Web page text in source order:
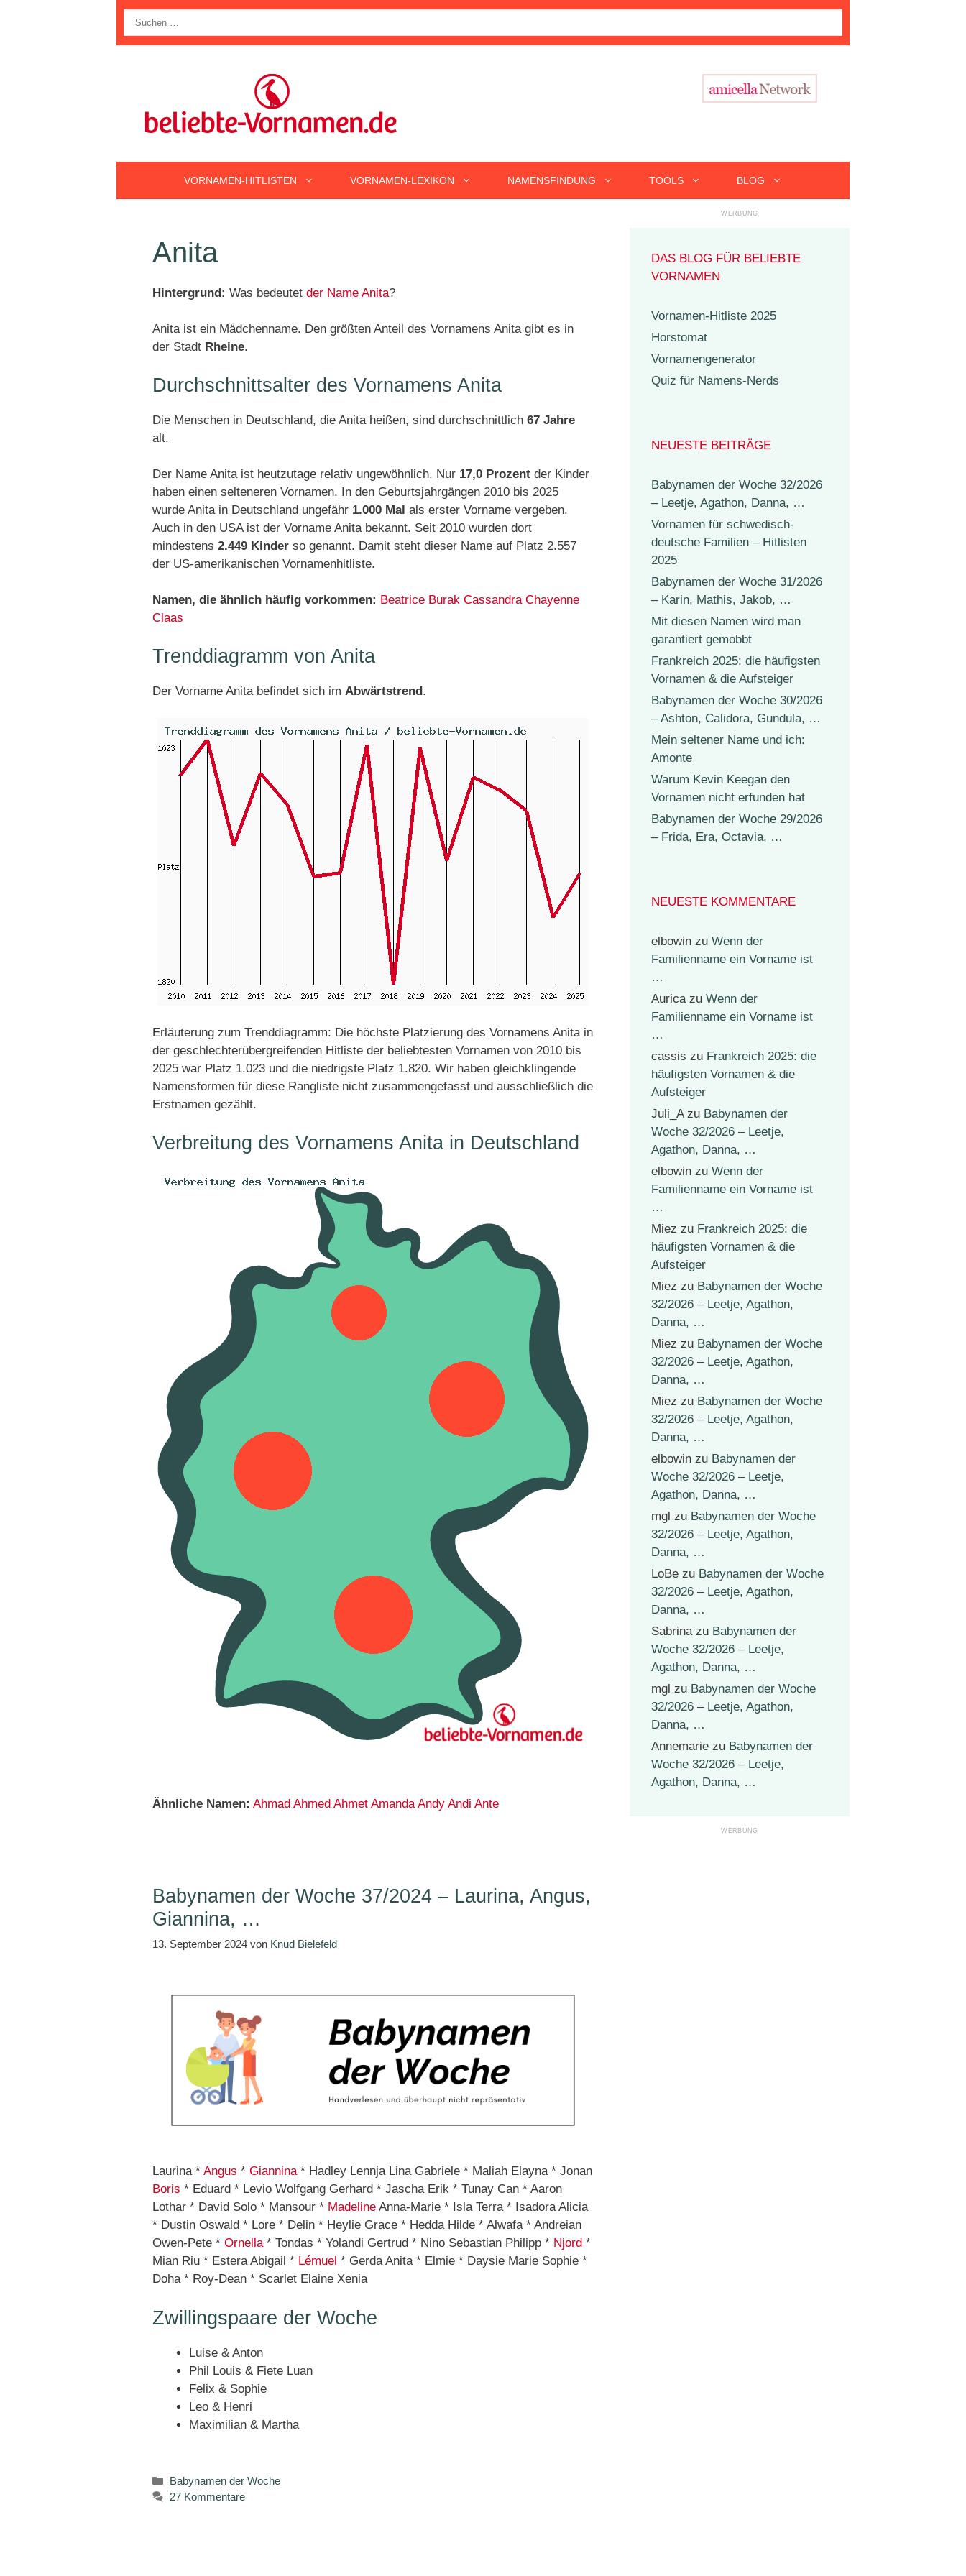
nach:
VORNAMEN-HITLISTEN VORNAMEN-LEXIKON NAMENSFINDUNG TOOLS BLOG
Anita
Hintergrund: Was bedeutet der Name Anita?
Anita ist ein Mädchenname. Den größten Anteil des Vornamens Anita gibt es in
der Stadt Rheine.
Durchschnittsalter des Vornamens Anita
Die Menschen in Deutschland, die Anita heißen, sind durchschnittlich 67 Jahre
alt.
Der Name Anita ist heutzutage relativ ungewöhnlich. Nur 17,0 Prozent der Kinder
haben einen selteneren Vornamen. In den Geburtsjahrgängen 2010 bis 2025
wurde Anita in Deutschland ungefähr 1.000 Mal als erster Vorname vergeben.
Auch in den USA ist der Vorname Anita bekannt. Seit 2010 wurden dort
mindestens 2.449 Kinder so genannt. Damit steht dieser Name auf Platz 2.557
der US-amerikanischen Vornamenhitliste.
Namen, die ähnlich häufig vorkommen: Beatrice Burak Cassandra Chayenne
Claas
Trenddiagramm von Anita
Der Vorname Anita befindet sich im Abwärtstrend.
Erläuterung zum Trenddiagramm: Die höchste Platzierung des Vornamens Anita in
der geschlechterübergreifenden Hitliste der beliebtesten Vornamen von 2010 bis
2025 war Platz 1.023 und die niedrigste Platz 1.820. Wir haben gleichklingende
Namensformen für diese Rangliste nicht zusammengefasst und ausschließlich die
Erstnamen gezählt.
Verbreitung des Vornamens Anita in Deutschland
Ähnliche Namen: Ahmad Ahmed Ahmet Amanda Andy Andi Ante
Babynamen der Woche 37/2024 – Laurina, Angus,
Giannina, …
13. September 2024 von Knud Bielefeld
Laurina * Angus * Giannina* Hadley Lennja Lina Gabriele * Maliah Elayna * Jonan
Boris * Eduard * Levio Wolfgang Gerhard * Jascha Erik * Tunay Can * Aaron
Lothar * David Solo * Mansour * Madeline Anna-Marie * Isla Terra * Isadora Alicia
* Dustin Oswald * Lore * Delin * Heylie Grace * Hedda Hilde * Alwafa * Andreian
Owen-Pete * Ornella* Tondas * Yolandi Gertrud * Nino Sebastian Philipp * Njord *
Mian Riu * Estera Abigail * Lémuel * Gerda Anita * Elmie * Daysie Marie Sophie *
Doha * Roy-Dean * Scarlet Elaine Xenia
Zwillingspaare der Woche
Luise & Anton
Phil Louis & Fiete Luan
Felix & Sophie
Leo & Henri
Maximilian & Martha
Kategorien
Babynamen der Woche
27 Kommentare
DAS BLOG FÜR BELIEBTE
VORNAMEN
Vornamen-Hitliste 2025
Horstomat
Vornamengenerator
Quiz für Namens-Nerds
NEUESTE BEITRÄGE
Babynamen der Woche 32/2026
– Leetje, Agathon, Danna, …
Vornamen für schwedisch-
deutsche Familien – Hitlisten
2025
Babynamen der Woche 31/2026
– Karin, Mathis, Jakob, …
Mit diesen Namen wird man
garantiert gemobbt
Frankreich 2025: die häufigsten
Vornamen & die Aufsteiger
Babynamen der Woche 30/2026
– Ashton, Calidora, Gundula, …
Mein seltener Name und ich:
Amonte
Warum Kevin Keegan den
Vornamen nicht erfunden hat
Babynamen der Woche 29/2026
– Frida, Era, Octavia, …
NEUESTE KOMMENTARE
elbowin zu Wenn der
Familienname ein Vorname ist
…
Auricazu Wenn der
Familienname ein Vorname ist
…
cassis zu Frankreich 2025: die
häufigsten Vornamen & die
Aufsteiger
Juli_Azu Babynamen der
Woche 32/2026 – Leetje,
Agathon, Danna, …
elbowin zu Wenn der
Familienname ein Vorname ist
…
Miez zu Frankreich 2025: die
häufigsten Vornamen & die
Aufsteiger
Miez zu Babynamen der Woche
32/2026 – Leetje, Agathon,
Danna, …
Miez zu Babynamen der Woche
32/2026 – Leetje, Agathon,
Danna, …
Miez zu Babynamen der Woche
32/2026 – Leetje, Agathon,
Danna, …
elbowin zu Babynamen der
Woche 32/2026 – Leetje,
Agathon, Danna, …
mgl zu Babynamen der Woche
32/2026 – Leetje, Agathon,
Danna, …
LoBe zu Babynamen der Woche
32/2026 – Leetje, Agathon,
Danna, …
Sabrinazu Babynamen der
Woche 32/2026 – Leetje,
Agathon, Danna, …
mgl zu Babynamen der Woche
32/2026 – Leetje, Agathon,
Danna, …
Annemarie zu Babynamen der
Woche 32/2026 – Leetje,
Agathon, Danna, …